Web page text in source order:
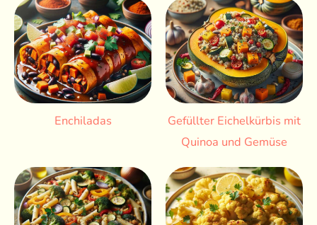
Enchiladas
Gefüllter Eichelkürbis mit
Quinoa und Gemüse